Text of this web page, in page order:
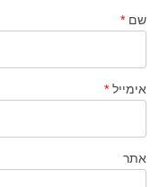
שם *
אימייל *
אתר